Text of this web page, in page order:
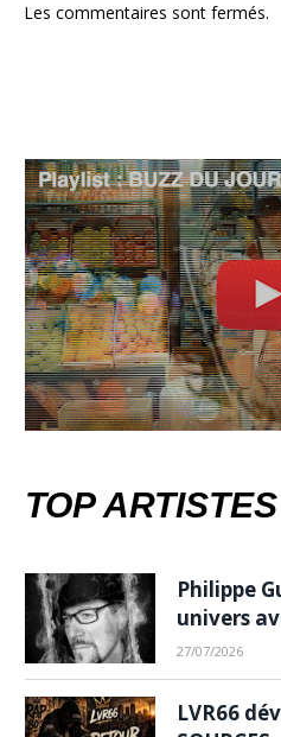
Les commentaires sont fermés.
TOP
Philippe
univers
27/07/2026
LVR66